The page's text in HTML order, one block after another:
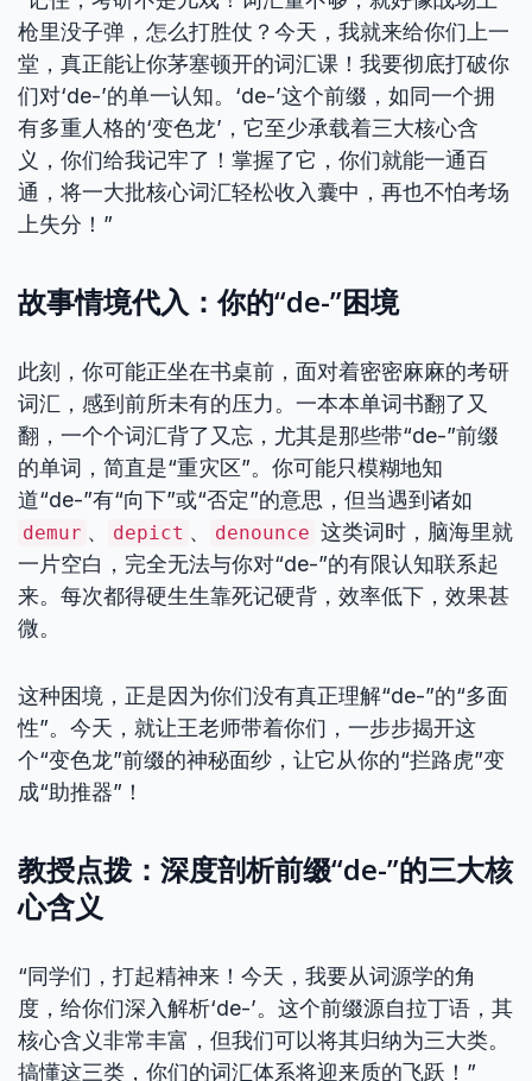
枪里没子弹，怎么打胜仗？今天，我就来给你们上一
堂，真正能让你茅塞顿开的词汇课！我要彻底打破你
们对‘de-’的单一认知。‘de-’这个前缀，如同一个拥
有多重人格的‘变色龙’，它至少承载着三大核心含
义，你们给我记牢了！掌握了它，你们就能一通百
通，将一大批核心词汇轻松收入囊中，再也不怕考场
上失分！”
故事情境代入：你的“de-”困境
此刻，你可能正坐在书桌前，面对着密密麻麻的考研
词汇，感到前所未有的压力。一本本单词书翻了又
翻，一个个词汇背了又忘，尤其是那些带“de-”前缀
的单词，简直是“重灾区”。你可能只模糊地知
道“de-”有“向下”或“否定”的意思，但当遇到诸如
demur 、 depict 、 denounce 这类词时，脑海里就
一片空白，完全无法与你对“de-”的有限认知联系起
来。每次都得硬生生靠死记硬背，效率低下，效果甚
微。
这种困境，正是因为你们没有真正理解“de-”的“多面
性”。今天，就让王老师带着你们，一步步揭开这
个“变色龙”前缀的神秘面纱，让它从你的“拦路虎”变
成“助推器”！
教授点拨：深度剖析前缀“de-”的三大核
心含义
“同学们，打起精神来！今天，我要从词源学的角
度，给你们深入解析‘de-’。这个前缀源自拉丁语，其
核心含义非常丰富，但我们可以将其归纳为三大类。
搞懂这三类，你们的词汇体系将迎来质的飞跃！”